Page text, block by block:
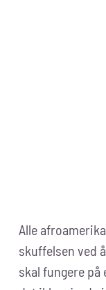
Alle
skuffelsen ved
skal fungere